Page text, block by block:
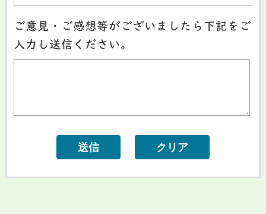
ご意見・ご感想等がございましたら下記をご
入力し送信ください。